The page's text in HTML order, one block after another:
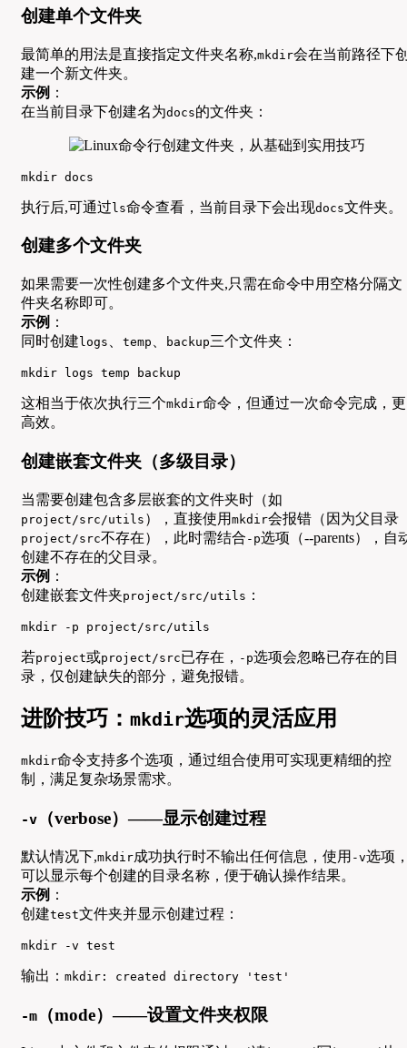
创建单个文件夹
最简单的用法是直接指定文件夹名称,mkdir会在当前路径下
建一个新文件夹。
示例 ：
在当前目录下创建名为docs的文件夹：
mkdir docs
执行后,可通过ls命令查看，当前目录下会出现docs文件夹。
创建多个文件夹
如果需要一次性创建多个文件夹,只需在命令中用空格分隔文
件夹名称即可。
示例 ：
同时创建 logs temp backup三个文件夹：
mkdir logs temp backup
这相当于依次执行三个mkdir命令，但通过一次命令完成，更
高效。
创建嵌套文件夹（多级目录）
当需要创建包含多层嵌套的文件夹时（如
project/src/utils ），直接使用 mkdir会报错（因为父目录
project/src不存在），此时需结合 -p选项（--parents），自
创建不存在的父目录。
示例 ：
创建嵌套文件夹project/src/utils ：
mkdir -p project/src/utils
若project或project/src已存在， -p选项会忽略已存在的目
录，仅创建缺失的部分，避免报错。
进阶技巧： mkdir选项的灵活应用
mkdir命令支持多个选项，通过组合使用可实现更精细的控
制，满足复杂场景需求。
-v （verbose）——显示创建过程
默认情况下,mkdir成功执行时不输出任何信息，使用 -v选项
可以显示每个创建的目录名称，便于确认操作结果。
示例 ：
创建test文件夹并显示创建过程：
mkdir -v test
输出： mkdir: created directory 'test'
-m （mode）——设置文件夹权限